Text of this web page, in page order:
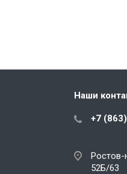
Наши
+7
Ростов-
52Б/63